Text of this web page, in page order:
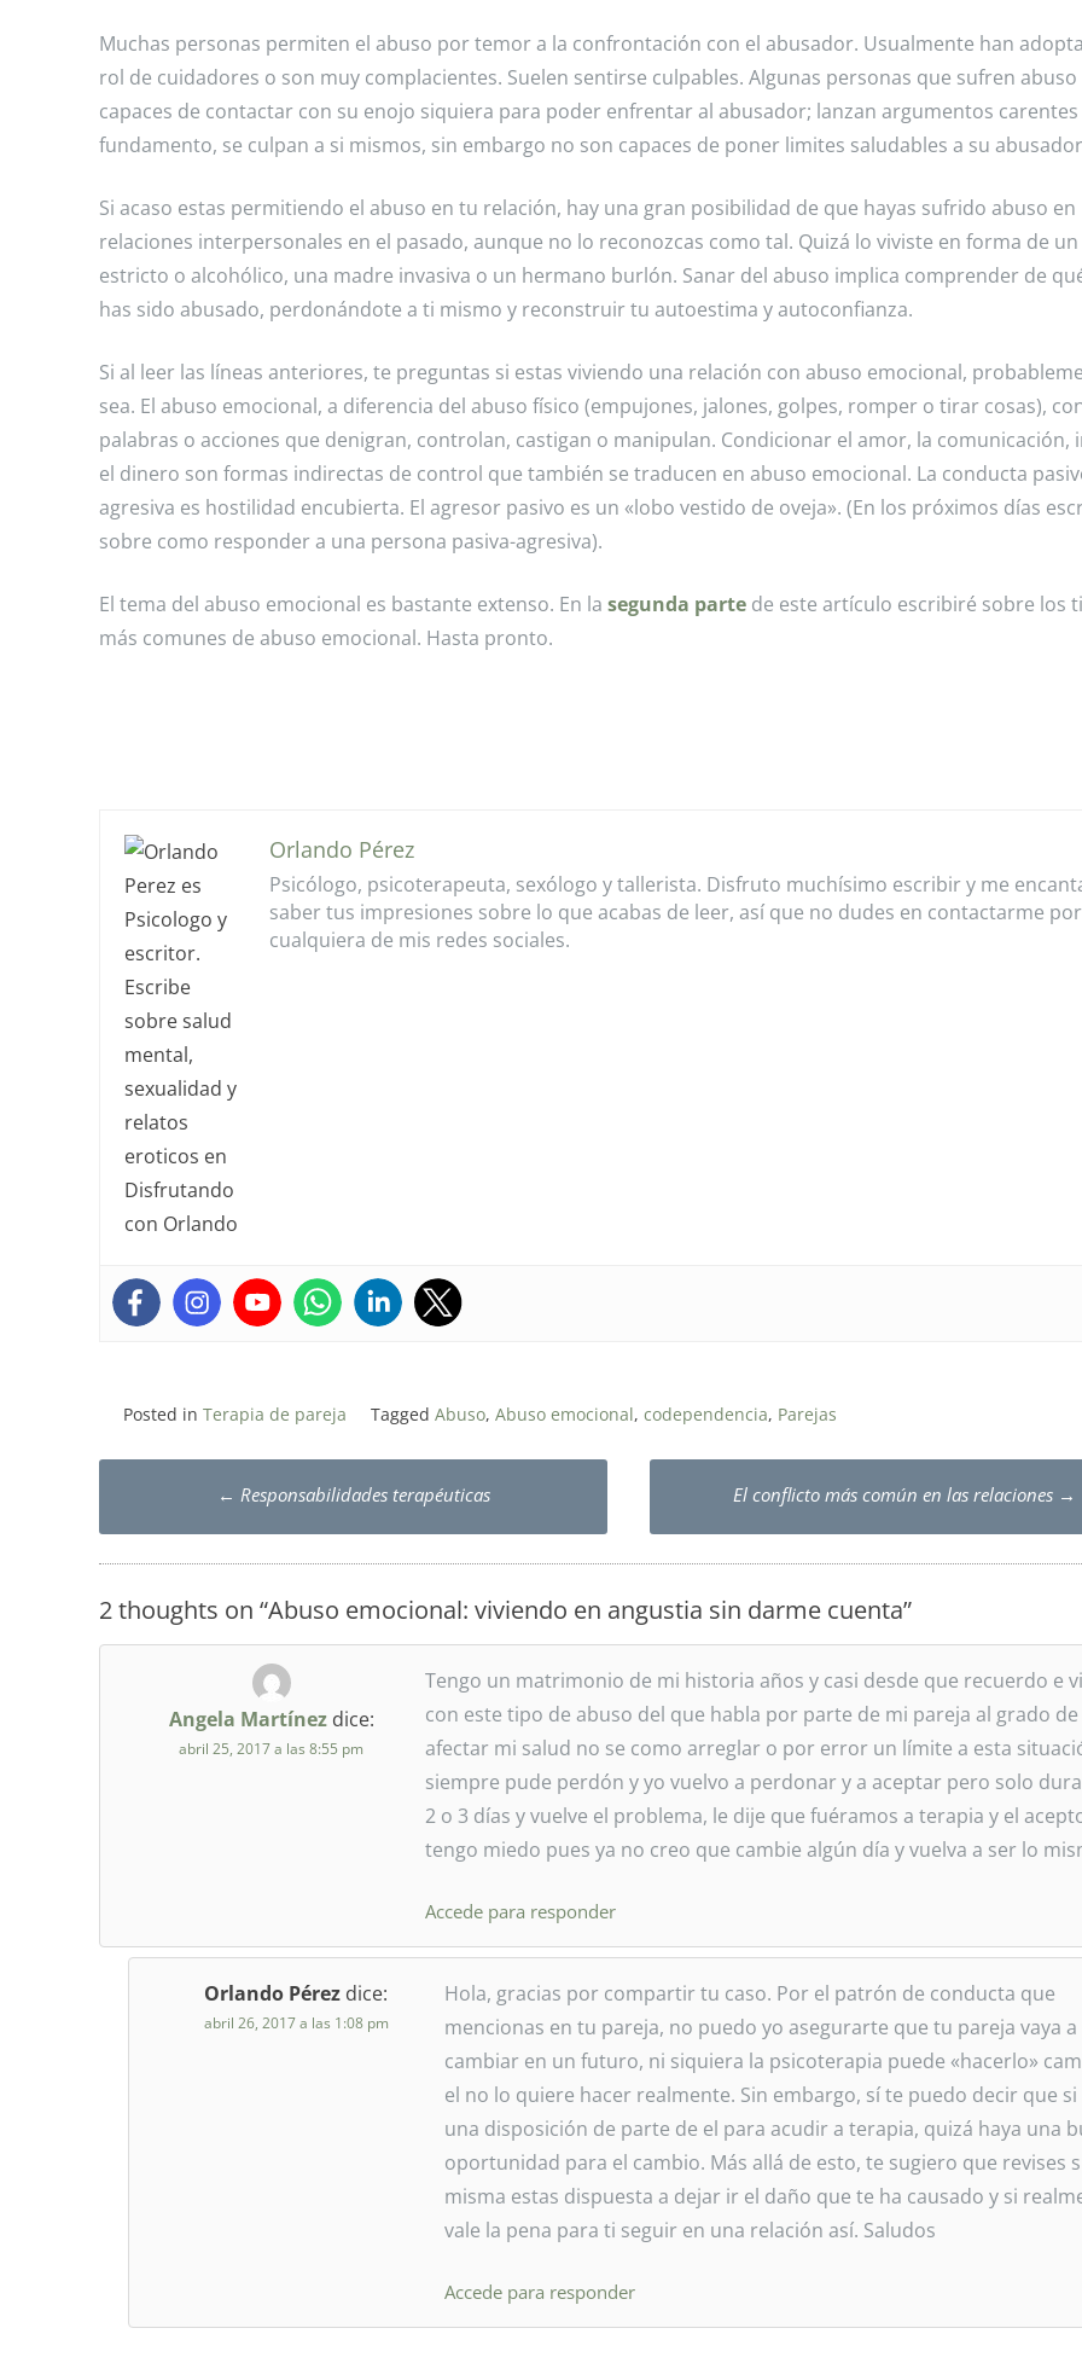
Muchas personas permiten el abuso por temor a la confrontación con el abusador. Usualmente han
rol de cuidadores o son muy complacientes. Suelen sentirse culpables. Algunas personas que sufren
capaces de contactar con su enojo siquiera para poder enfrentar al abusador; lanzan argumentos
fundamento, se culpan a si mismos, sin embargo no son capaces de poner limites saludables a su
Si acaso estas permitiendo el abuso en tu relación, hay una gran posibilidad de que hayas sufrido abuso en
relaciones interpersonales en el pasado, aunque no lo reconozcas como tal. Quizá lo viviste en forma de
estricto o alcohólico, una madre invasiva o un hermano burlón. Sanar del abuso implica comprender de
has sido abusado, perdonándote a ti mismo y reconstruir tu autoestima y autoconfianza.
Si al leer las líneas anteriores, te preguntas si estas viviendo una relación con abuso emocional,
sea. El abuso emocional, a diferencia del abuso físico (empujones, jalones, golpes, romper o tirar cosas),
palabras o acciones que denigran, controlan, castigan o manipulan. Condicionar el amor, la comunicación,
el dinero son formas indirectas de control que también se traducen en abuso emocional. La conducta
agresiva es hostilidad encubierta. El agresor pasivo es un «lobo vestido de oveja». (En los próximos días
sobre como responder a una persona pasiva-agresiva).
El tema del abuso emocional es bastante extenso. En la segunda parte de este artículo escribiré sobre los
más comunes de abuso emocional. Hasta pronto.
Orlando Pérez
Psicólogo, psicoterapeuta, sexólogo y tallerista. Disfruto muchísimo escribir y me
saber tus impresiones sobre lo que acabas de leer, así que no dudes en contactarme por
cualquiera de mis redes sociales.
Posted in Terapia de pareja Tagged Abuso, Abuso emocional, codependencia, Parejas
Post
navigation
← Responsabilidades terapéuticas El conflicto más común en las relaciones →
2 thoughts on “Abuso emocional: viviendo en angustia sin darme cuenta”
Angela Martínez dice:
abril 25, 2017 a las 8:55 pm
Tengo un matrimonio de mi historia años y casi desde que recuerdo e
con este tipo de abuso del que habla por parte de mi pareja al grado de
afectar mi salud no se como arreglar o por error un límite a esta
siempre pude perdón y yo vuelvo a perdonar y a aceptar pero solo
2 o 3 días y vuelve el problema, le dije que fuéramos a terapia y el
tengo miedo pues ya no creo que cambie algún día y vuelva a ser lo
Accede para responder
Orlando Pérez dice:
abril 26, 2017 a las 1:08 pm
Hola, gracias por compartir tu caso. Por el patrón de conducta que
mencionas en tu pareja, no puedo yo asegurarte que tu pareja vaya a
cambiar en un futuro, ni siquiera la psicoterapia puede «hacerlo»
el no lo quiere hacer realmente. Sin embargo, sí te puedo decir que si
una disposición de parte de el para acudir a terapia, quizá haya una
oportunidad para el cambio. Más allá de esto, te sugiero que revises
misma estas dispuesta a dejar ir el daño que te ha causado y si
vale la pena para ti seguir en una relación así. Saludos
Accede para responder